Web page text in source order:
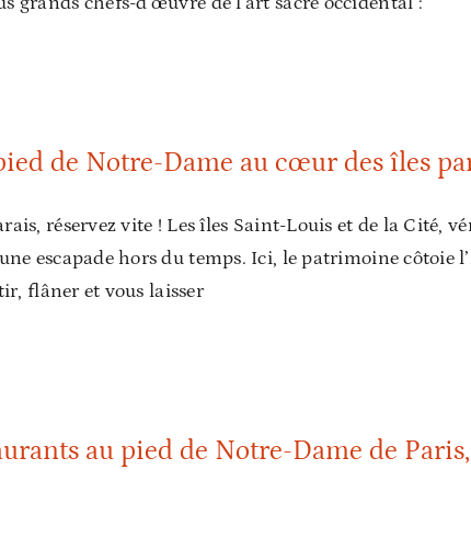
de Notre-Dame au cœur des îles
réservez vite ! Les îles Saint-Louis et de la Cité,
escapade hors du temps. Ici, le patrimoine côtoie
flâner et vous laisser
au pied de Notre-Dame de